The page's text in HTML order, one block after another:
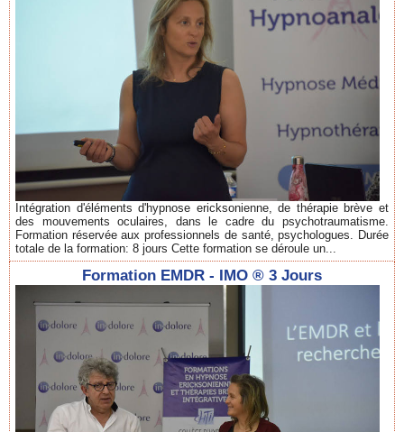
Intégration d'éléments d'hypnose ericksonienne, de thérapie brève et
des mouvements oculaires, dans le cadre du psychotraumatisme.
Formation réservée aux professionnels de santé, psychologues. Durée
totale de la formation: 8 jours Cette formation se déroule un...
Formation EMDR - IMO ® 3 Jours